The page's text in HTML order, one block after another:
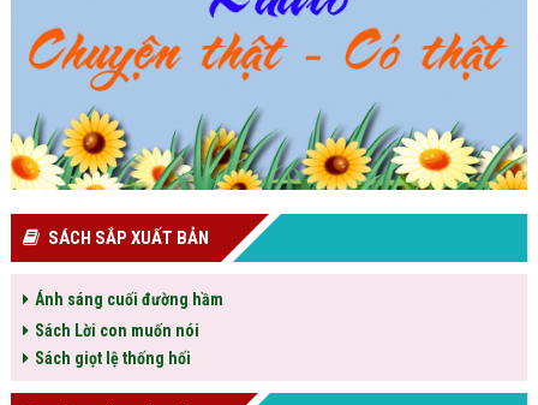
SÁCH SẮP XUẤT BẢN
Ánh sáng cuối đường hầm
Sách Lời con muốn nói
Sách giọt lệ thống hối